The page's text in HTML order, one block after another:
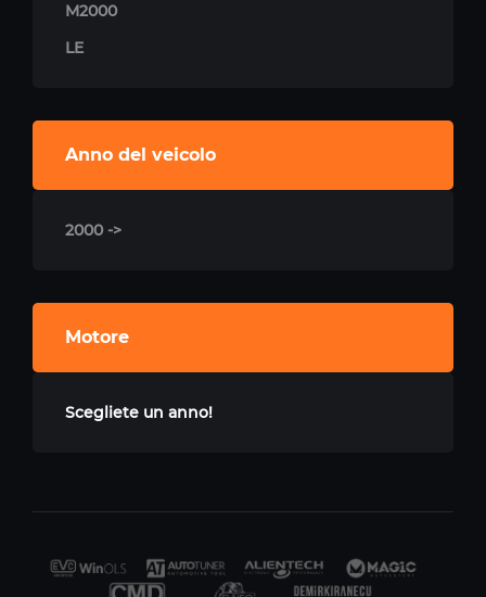
M2000
LE
Anno del veicolo
2000 ->
Motore
Scegliete un anno!